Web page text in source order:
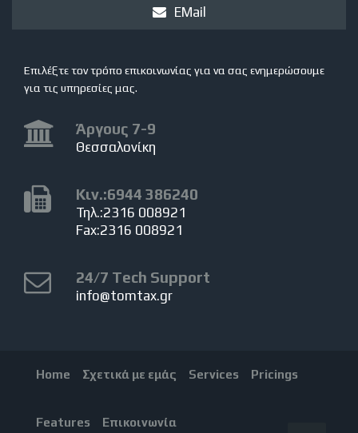
EMail
Επιλέξτε τον τρόπο επικοινωνίας για να σας ενημερώσουμε
για τις υπηρεσίες μας.
Άργους 7-9
Θεσσαλονίκη
Κιν.:6944 386240
Τηλ.:2316 008921
Fax:2316 008921
24/7 Tech Support
info@tomtax.gr
Home Σχετικά με εμάς Services Pricings
Features Επικοινωνία